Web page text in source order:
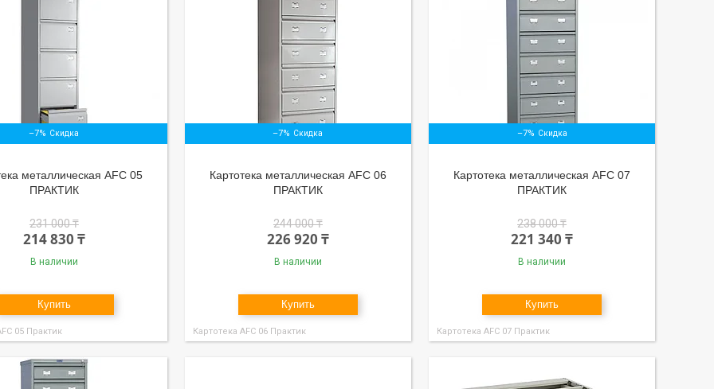
–7%
металлическая AFC 05
ПРАКТИК
231 000 ₸
214 830 ₸
В наличии
Купить
05 Практик
–7%
Картотека металлическая AFC 06
ПРАКТИК
244 000 ₸
226 920 ₸
В наличии
Купить
Картотека АFC 06 Практик
–7%
Картотека металлическая AFC 07
ПРАКТИК
238 000 ₸
221 340 ₸
В наличии
Купить
Картотека АFC 07 Практик